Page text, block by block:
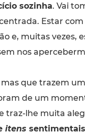
sozinha. Vai
Estar
e, muitas vezes,
nos
que trazem
de um
traz-lhe muita
itens sentimentais